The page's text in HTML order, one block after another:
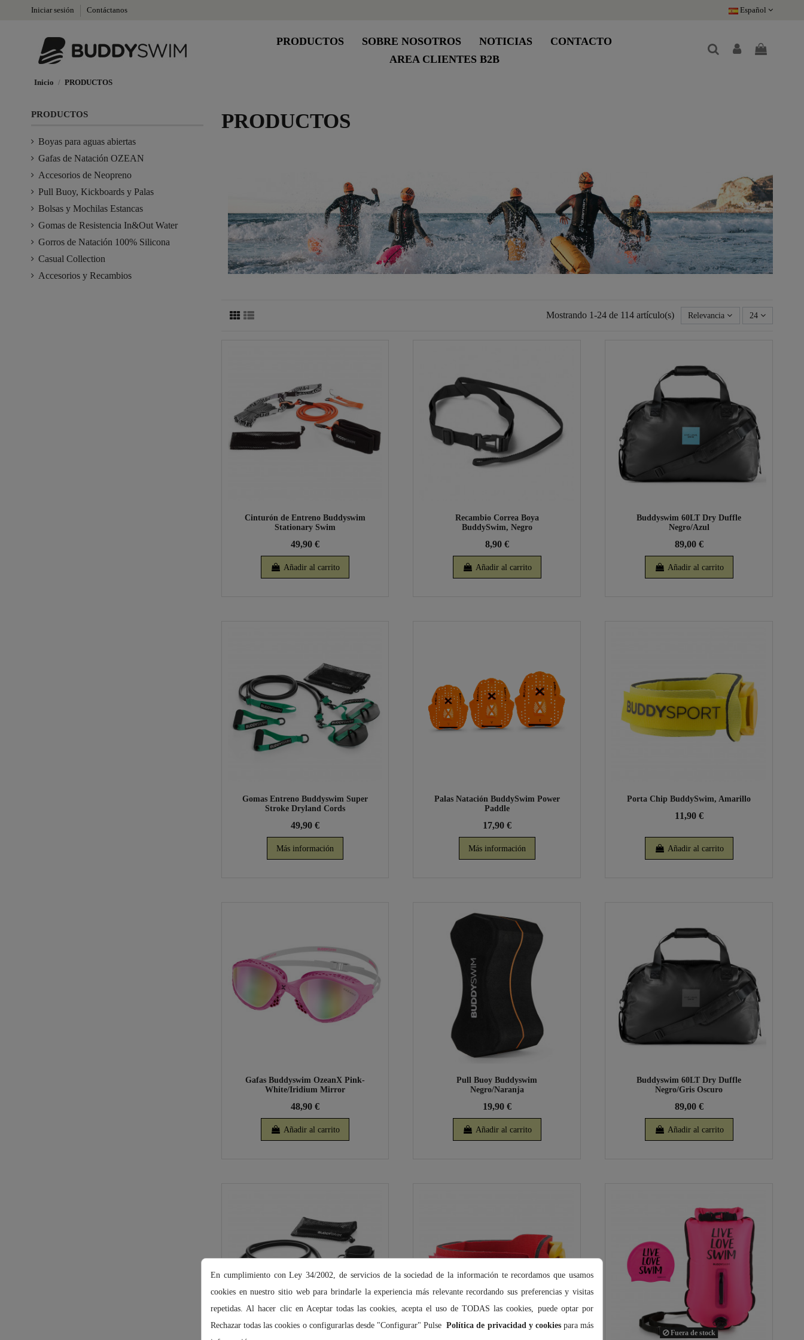
Iniciar sesión Contáctanos Español
PRODUCTOS SOBRE NOSOTROS NOTICIAS
CONTACTO
AREA CLIENTES B2B
Inicio PRODUCTOS
PRODUCTOS
Mostrando 1-24 de 114 artículo(s) Relevancia 24
Cinturón de Entreno Buddyswim
Stationary Swim
49,90 €
Añadir al carrito
Recambio Correa Boya
BuddySwim, Negro
8,90 €
Añadir al carrito
Buddyswim 60LT Dry Duffle
Negro/Azul
89,00 €
Añadir al carrito
Gomas Entreno Buddyswim Super
Stroke Dryland Cords
49,90 €
Más información
Palas Natación BuddySwim Power
Paddle
17,90 €
Más información
Porta Chip BuddySwim, Amarillo
11,90 €
Añadir al carrito
Gafas Buddyswim OzeanX Pink-
White/Iridium Mirror
48,90 €
Añadir al carrito
Pull Buoy Buddyswim
Negro/Naranja
19,90 €
Añadir al carrito
Buddyswim 60LT Dry Duffle
Negro/Gris Oscuro
89,00 €
Añadir al carrito
Fuera de stock
PRODUCTOS
Boyas para aguas abiertas
Gafas de Natación OZEAN
Accesorios de Neopreno
Pull Buoy, Kickboards y Palas
Bolsas y Mochilas Estancas
Gomas de Resistencia In&Out Water
Gorros de Natación 100% Silicona
Casual Collection
Accesorios y Recambios
En cumplimiento con Ley 34/2002, de servicios de la sociedad de la información te recordamos que usamos
cookies en nuestro sitio web para brindarle la experiencia más relevante recordando sus preferencias y visitas
repetidas. Al hacer clic en Aceptar todas las cookies, acepta el uso de TODAS las cookies, puede optar por
Rechazar todas las cookies o configurarlas desde "Configurar" PulsePolítica de privacidad y cookiespara más